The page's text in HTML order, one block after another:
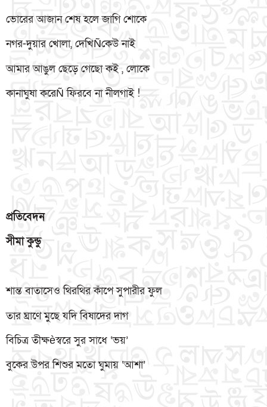
ভোরের আজান শেষ হলে জাগি শোকে
নগর-দুয়ার খোলা, দেখিÑকেউ নাই
আমার আঙুল ছেড়ে গেছো কই , লোকে
কানাঘুষা করেÑ ফিরবে না নীলগাই !
প্রতিবেদন
সীমা কুন্ডু
শান্ত বাতাসেও থিরথির কাঁপে সুপারীর ফুল
তার ঘ্রাণে মুছে যদি বিষাদের দাগ
বিচিত্র তীক্ষèস্বরে সুর সাধে ‘ভয়’
বুকের উপর শিশুর মতো ঘুমায় ‘আশা’